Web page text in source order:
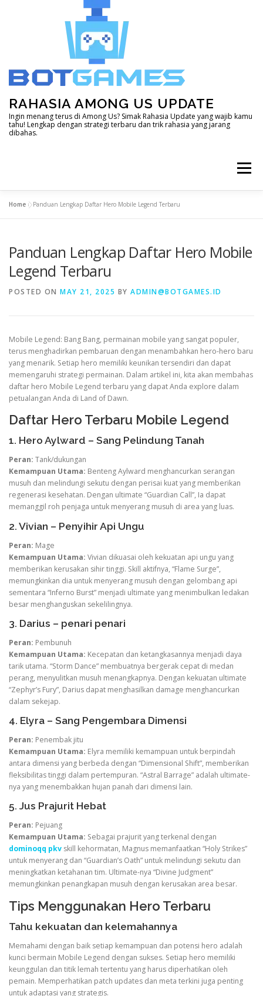
RAHASIA AMONG US UPDATE
Ingin menang terus di Among Us? Simak Rahasia Update yang wajib kamu
tahu! Lengkap dengan strategi terbaru dan trik rahasia yang jarang
dibahas.
Menu
LAIN – LAIN MINECRAFT MOBILE LEGEND
Home »Panduan Lengkap Daftar Hero Mobile Legend Terbaru
Panduan Lengkap Daftar Hero Mobile
Legend Terbaru
POSTED ON MAY 21, 2025 BY ADMIN@BOTGAMES.ID
Mobile Legend: Bang Bang, permainan mobile yang sangat populer,
terus menghadirkan pembaruan dengan menambahkan hero-hero baru
yang menarik. Setiap hero memiliki keunikan tersendiri dan dapat
memengaruhi strategi permainan. Dalam artikel ini, kita akan membahas
daftar hero Mobile Legend terbaru yang dapat Anda explore dalam
petualangan Anda di Land of Dawn.
Daftar Hero Terbaru Mobile Legend
1. Hero Aylward – Sang Pelindung Tanah
Peran: Tank/dukungan
Kemampuan Utama: Benteng Aylward menghancurkan serangan
musuh dan melindungi sekutu dengan perisai kuat yang memberikan
regenerasi kesehatan. Dengan ultimate “Guardian Call”, Ia dapat
memanggil roh penjaga untuk menyerang musuh di area yang luas.
2. Vivian – Penyihir Api Ungu
Peran: Mage
Kemampuan Utama: Vivian dikuasai oleh kekuatan api ungu yang
memberikan kerusakan sihir tinggi. Skill aktifnya, “Flame Surge”,
memungkinkan dia untuk menyerang musuh dengan gelombang api
sementara “Inferno Burst” menjadi ultimate yang menimbulkan ledakan
besar menghanguskan sekelilingnya.
3. Darius – penari penari
Peran: Pembunuh
Kemampuan Utama: Kecepatan dan ketangkasannya menjadi daya
tarik utama. “Storm Dance” membuatnya bergerak cepat di medan
perang, menyulitkan musuh menangkapnya. Dengan kekuatan ultimate
“Zephyr’s Fury”, Darius dapat menghasilkan damage menghancurkan
dalam sekejap.
4. Elyra – Sang Pengembara Dimensi
Peran: Penembak jitu
Kemampuan Utama: Elyra memiliki kemampuan untuk berpindah
antara dimensi yang berbeda dengan “Dimensional Shift”, memberikan
fleksibilitas tinggi dalam pertempuran. “Astral Barrage” adalah ultimate-
nya yang menembakkan hujan panah dari dimensi lain.
5. Jus Prajurit Hebat
Peran: Pejuang
Kemampuan Utama: Sebagai prajurit yang terkenal dengan
dominoqq pkv skill kehormatan, Magnus memanfaatkan “Holy Strikes”
untuk menyerang dan “Guardian’s Oath” untuk melindungi sekutu dan
meningkatkan ketahanan tim. Ultimate-nya “Divine Judgment”
memungkinkan penangkapan musuh dengan kerusakan area besar.
Tips Menggunakan Hero Terbaru
Tahu kekuatan dan kelemahannya
Memahami dengan baik setiap kemampuan dan potensi hero adalah
kunci bermain Mobile Legend dengan sukses. Setiap hero memiliki
keunggulan dan titik lemah tertentu yang harus diperhatikan oleh
pemain. Memperhatikan patch updates dan meta terkini juga penting
untuk adaptasi yang strategis.